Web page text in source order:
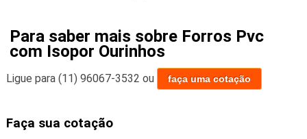
Para saber mais sobre Forros Pvc
com Isopor Ourinhos
Ligue para (11) 96067-3532 ou faça uma cotação
Faça sua cotação